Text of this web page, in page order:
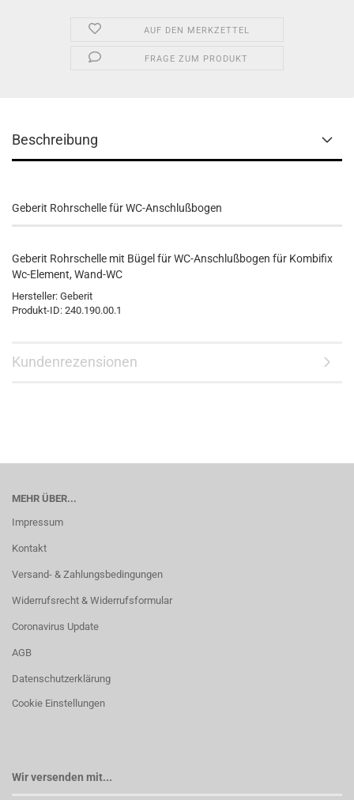
AUF DEN MERKZETTEL
FRAGE ZUM PRODUKT
Beschreibung
Geberit Rohrschelle für WC-Anschlußbogen
Geberit Rohrschelle mit Bügel für WC-Anschlußbogen für Kombifix
Wc-Element, Wand-WC
Hersteller: Geberit
Produkt-ID: 240.190.00.1
Kundenrezensionen
MEHR ÜBER...
Impressum
Kontakt
Versand- & Zahlungsbedingungen
Widerrufsrecht & Widerrufsformular
Coronavirus Update
AGB
Datenschutzerklärung
Cookie Einstellungen
Wir versenden mit...